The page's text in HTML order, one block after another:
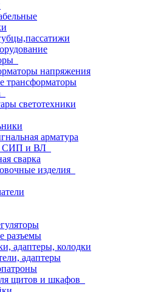
напряжения
трансформаторы
светотехники
арматура
СИП и ВЛ
сварка
изделия
разъемы
адаптеры, колодки
адаптеры
щитов и шкафов